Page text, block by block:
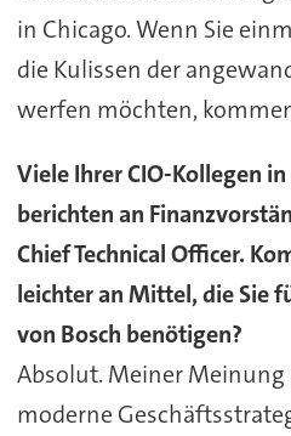
in Chicago. Wenn Sie
die Kulissen der
werfen möchten,
Viele Ihrer CIO-Kollegen
berichten an
Chief Technical Officer.
leichter an Mittel, die Sie
von Bosch benötigen?
Absolut. Meiner Meinung
moderne